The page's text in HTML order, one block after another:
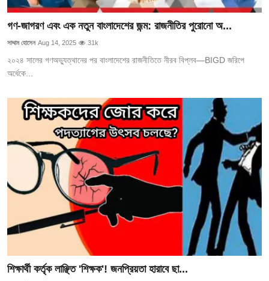
গোপনীয়তা নীতি
জাতীয়
রাজনীতি
অর্থনীতি
বিনোদন
ফিচার
গণ-জাগরণ এবং এক নতুন বাংলাদেশের জন্ম: রাজনীতির পুরোনো অ...
সাদ্দাম হোসেন Aug 14, 2025 31k
২০২৪ সালের গণঅভ্যুত্থানের পর বাংলাদেশের রাজনীতিতে নীরব বিপ্লব—BIGD জরিপে
অর্ধেকে...
শিক্ষার্থী কর্তৃক লাঞ্ছিত 'শিক্ষক'! জনপ্রিয়তা হারাবে ছা...